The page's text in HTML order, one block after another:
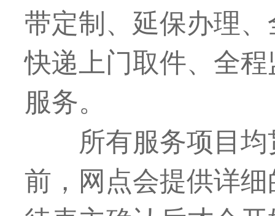
带定制、延保办理
快递上门取件、全
服务。
所有服务项目
前，网点会提供详